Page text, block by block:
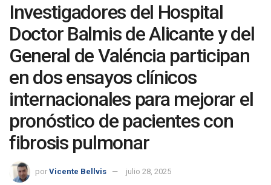
Investigadores del Hospital
Doctor Balmis de Alicante y del
General de Valéncia participan
en dos ensayos clínicos
internacionales para mejorar el
pronóstico de pacientes con
fibrosis pulmonar
por Vicente Bellvis julio 28, 2025